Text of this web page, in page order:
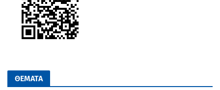
ΘΕΜΑΤΑ